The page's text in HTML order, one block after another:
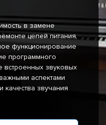
в замене
цепей питания,
функционирование
программного
звуковых
аспектами
качества звучания